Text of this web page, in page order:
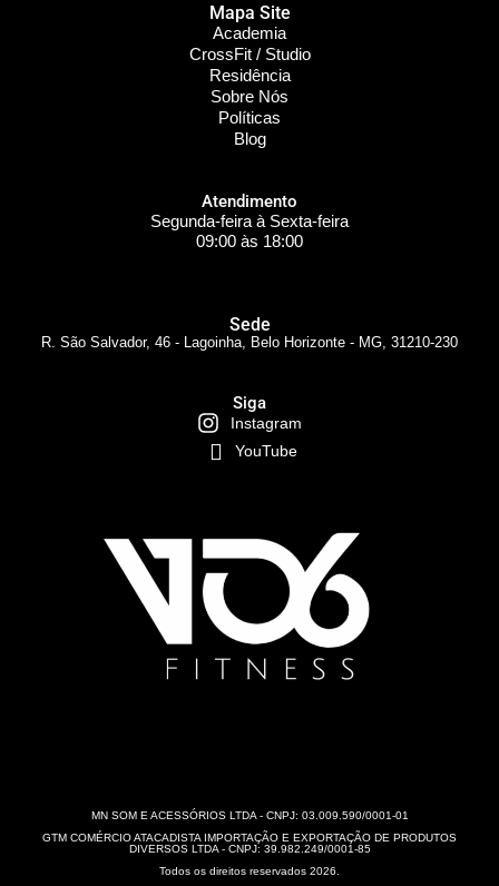
Mapa Site
Academia
CrossFit / Studio
Residência
Sobre Nós
Políticas
Blog
Atendimento
Segunda-feira à Sexta-feira
09:00 às 18:00
Sede
R. São Salvador, 46 - Lagoinha, Belo Horizonte - MG, 31210-230
Siga
Instagram
YouTube
MN SOM E ACESSÓRIOS LTDA - CNPJ: 03.009.590/0001-01
GTM COMÉRCIO ATACADISTA IMPORTAÇÃO E EXPORTAÇÃO DE PRODUTOS
DIVERSOS LTDA - CNPJ: 39.982.249/0001-85
Todos os direitos reservados 2026.